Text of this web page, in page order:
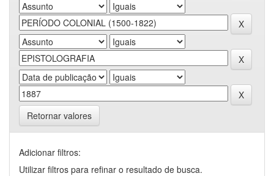
Retornar valores
Adicionar filtros:
Utilizar filtros para refinar o resultado de busca.